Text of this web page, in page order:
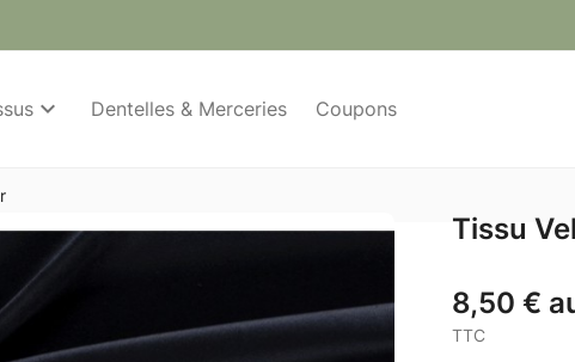
Dentelles & Merceries Coupons
Tissu
8,50 €
TTC